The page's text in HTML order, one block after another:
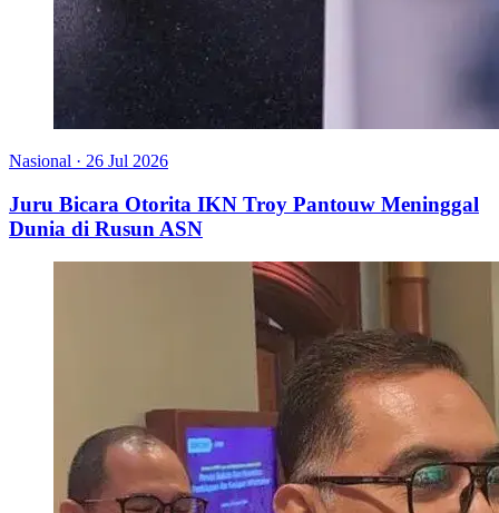
Nasional · 26 Jul 2026
Juru Bicara Otorita IKN Troy Pantouw Meninggal
Dunia di Rusun ASN